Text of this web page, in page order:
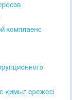
комплаенс
қимыл ережесі